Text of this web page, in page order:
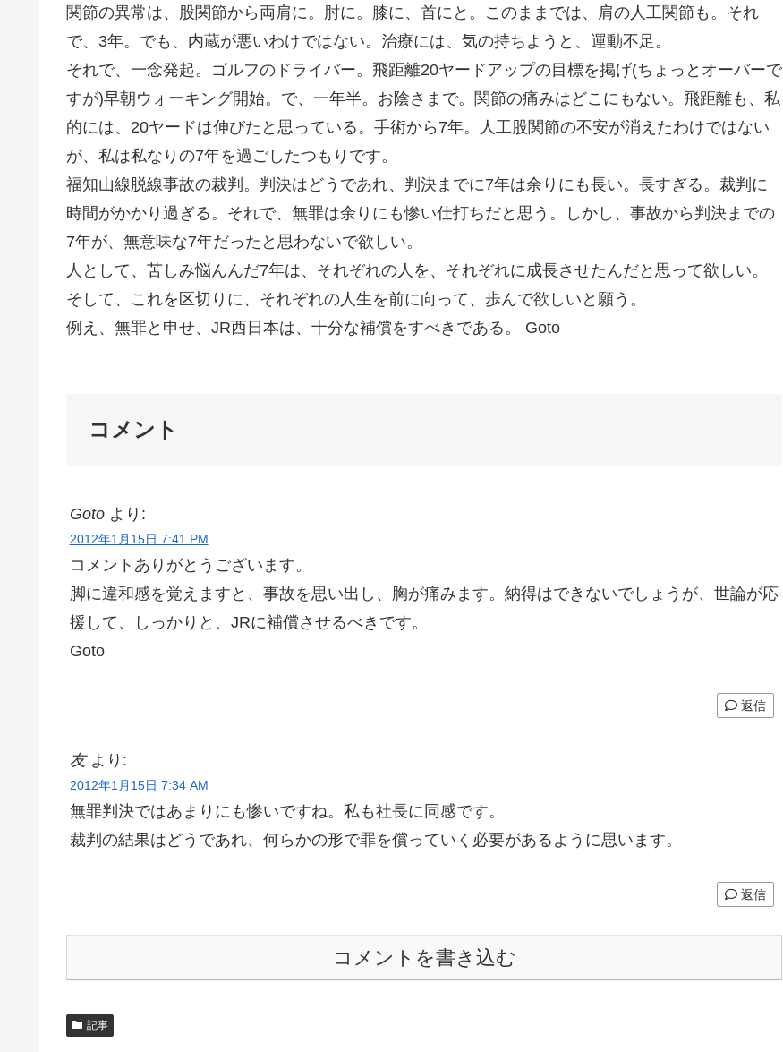
関節の異常は、股関節から両肩に。肘に。膝に、首にと。このままでは、肩の人工関節も。それ
で、3年。でも、内蔵が悪いわけではない。治療には、気の持ちようと、運動不足。
それで、一念発起。ゴルフのドライバー。飛距離20ヤードアップの目標を掲げ(ちょっとオーバーで
すが)早朝ウォーキング開始。で、一年半。お陰さまで。関節の痛みはどこにもない。飛距離も、私
的には、20ヤードは伸びたと思っている。手術から7年。人工股関節の不安が消えたわけではない
が、私は私なりの7年を過ごしたつもりです。
福知山線脱線事故の裁判。判決はどうであれ、判決までに7年は余りにも長い。長すぎる。裁判に
時間がかかり過ぎる。それで、無罪は余りにも惨い仕打ちだと思う。しかし、事故から判決までの
7年が、無意味な7年だったと思わないで欲しい。
人として、苦しみ悩んんだ7年は、それぞれの人を、それぞれに成長させたんだと思って欲しい。
そして、これを区切りに、それぞれの人生を前に向って、歩んで欲しいと願う。
例え、無罪と申せ、JR西日本は、十分な補償をすべきである。 Goto
コメント
Goto より:
2012年1月15日 7:41 PM
コメントありがとうございます。
脚に違和感を覚えますと、事故を思い出し、胸が痛みます。納得はできないでしょうが、世論が応
援して、しっかりと、JRに補償させるべきです。
Goto
返信
友 より:
2012年1月15日 7:34 AM
無罪判決ではあまりにも惨いですね。私も社長に同感です。
裁判の結果はどうであれ、何らかの形で罪を償っていく必要があるように思います。
返信
コメントを書き込む
記事